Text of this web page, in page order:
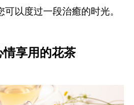
以度过一段治癒的时光。
享用的花茶